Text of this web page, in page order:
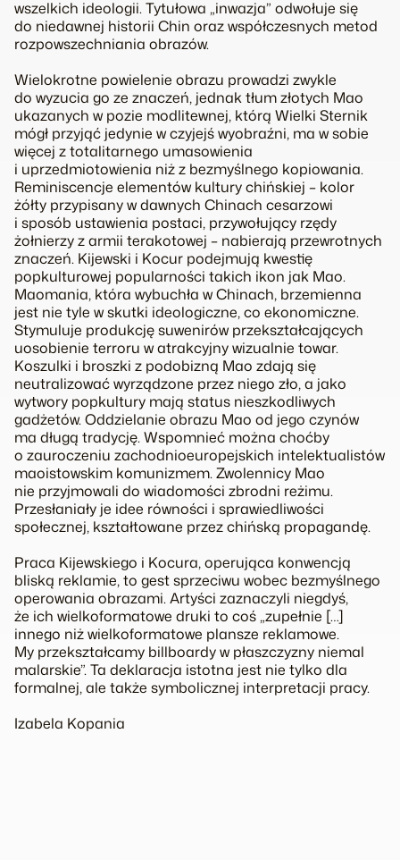
wszelkich ideologii. Tytułowa „inwazja” odwołuje się
do niedawnej historii Chin oraz współczesnych metod
rozpowszechniania obrazów.
Wielokrotne powielenie obrazu prowadzi zwykle
do wyzucia go ze znaczeń, jednak tłum złotych Mao
ukazanych w pozie modlitewnej, którą Wielki Sternik
mógł przyjąć jedynie w czyjejś wyobraźni, ma w sobie
więcej z totalitarnego umasowienia
i uprzedmiotowienia niż z bezmyślnego kopiowania.
Reminiscencje elementów kultury chińskiej – kolor
żółty przypisany w dawnych Chinach cesarzowi
i sposób ustawienia postaci, przywołujący rzędy
żołnierzy z armii terakotowej – nabierają przewrotnych
znaczeń. Kijewski i Kocur podejmują kwestię
popkulturowej popularności takich ikon jak Mao.
Maomania, która wybuchła w Chinach, brzemienna
jest nie tyle w skutki ideologiczne, co ekonomiczne.
Stymuluje produkcję suwenirów przekształcających
uosobienie terroru w atrakcyjny wizualnie towar.
Koszulki i broszki z podobizną Mao zdają się
neutralizować wyrządzone przez niego zło, a jako
wytwory popkultury mają status nieszkodliwych
gadżetów. Oddzielanie obrazu Mao od jego czynów
ma długą tradycję. Wspomnieć można choćby
o zauroczeniu zachodnioeuropejskich intelektualistów
maoistowskim komunizmem. Zwolennicy Mao
nie przyjmowali do wiadomości zbrodni reżimu.
Przesłaniały je idee równości i sprawiedliwości
społecznej, kształtowane przez chińską propagandę.
Praca Kijewskiego i Kocura, operująca konwencją
bliską reklamie, to gest sprzeciwu wobec bezmyślnego
operowania obrazami. Artyści zaznaczyli niegdyś,
że ich wielkoformatowe druki to coś „zupełnie […]
innego niż wielkoformatowe plansze reklamowe.
My przekształcamy billboardy w płaszczyzny niemal
malarskie”. Ta deklaracja istotna jest nie tylko dla
formalnej, ale także symbolicznej interpretacji pracy.
Izabela Kopania